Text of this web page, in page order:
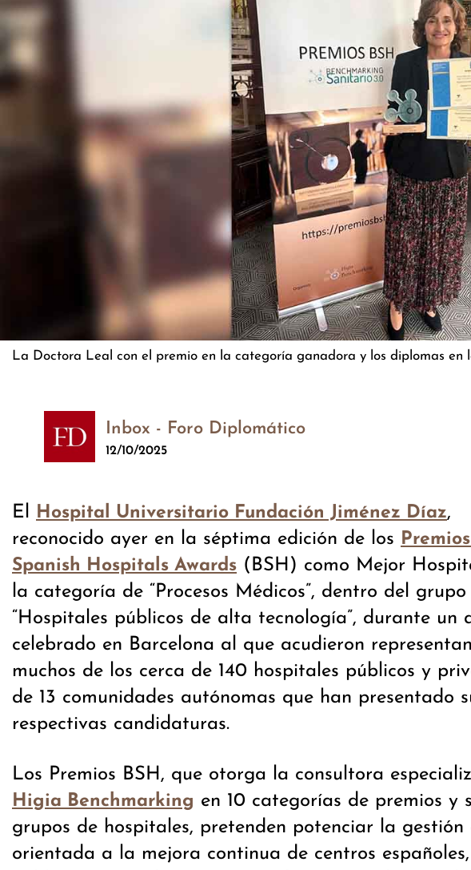
La Doctora Leal con el premio en la categoría ganadora y los diplomas en
Inbox - Foro Diplomático
12/10/2025
El Hospital Universitario Fundación Jiménez Díaz,
reconocido ayer en la séptima edición de los
Spanish Hospitals Awards (BSH) como Mejor
la categoría de “Procesos Médicos”, dentro del grupo
“Hospitales públicos de alta tecnología”, durante un
celebrado en Barcelona al que acudieron
muchos de los cerca de 140 hospitales públicos y
de 13 comunidades autónomas que han presentado
respectivas candidaturas.
Los Premios BSH, que otorga la consultora
Higia Benchmarking en 10 categorías de premios y
grupos de hospitales, pretenden potenciar la gestión
orientada a la mejora continua de centros españoles,